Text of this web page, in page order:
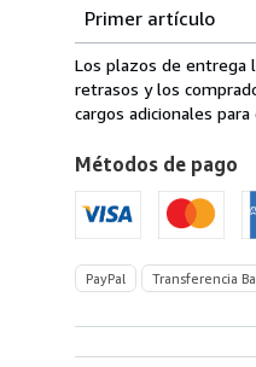
de
envío
de
Alemania
Estados
Unidos
de
America
pedido
Primer artículo
Los plazos de entrega
retrasos y los
cargos adicionales
Métodos de pago
PayPal Transferencia